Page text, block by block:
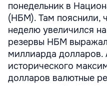
понедельник в
(НБМ). Там пояснили,
неделю увеличился
резервы НБМ
миллиарда долларов.
исторического
долларов валютные